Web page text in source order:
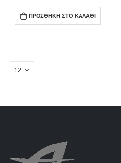
ΠΡΟΣΘΉΚΗ ΣΤΟ ΚΑΛΆΘΙ